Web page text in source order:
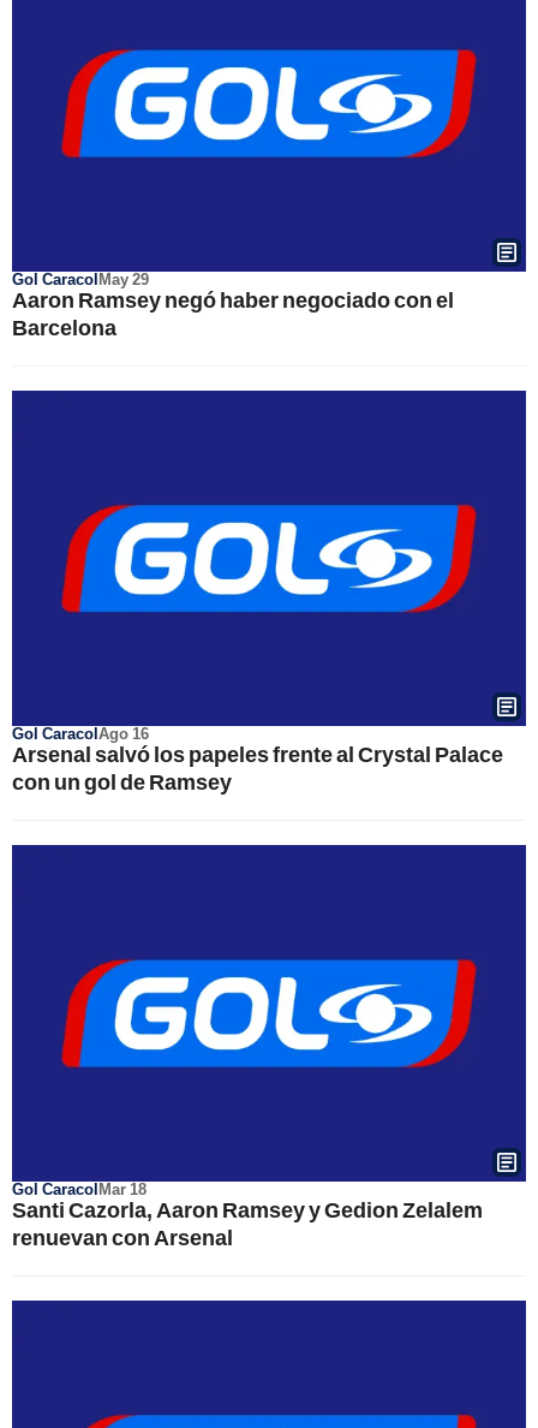
Gol CaracolMay 29
Aaron Ramsey negó haber negociado con el
Barcelona
Gol CaracolAgo 16
Arsenal salvó los papeles frente al Crystal Palace
con un gol de Ramsey
Gol CaracolMar 18
Santi Cazorla, Aaron Ramsey y Gedion Zelalem
renuevan con Arsenal